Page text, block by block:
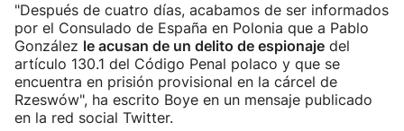
"Después de cuatro días, acabamos de ser informados
por el Consulado de España en Polonia que a Pablo
González le acusan de un delito de espionaje del
artículo 130.1 del Código Penal polaco y que se
encuentra en prisión provisional en la cárcel de
Rzeswów", ha escrito Boye en un mensaje publicado
en la red social Twitter.